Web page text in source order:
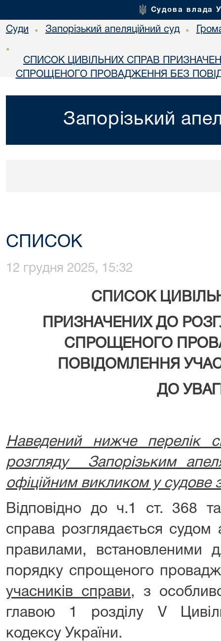
Судова влада
Суди • Запорізький апеляційний суд •
•
СПИСОК ЦИВІЛЬНИХ СПРАВ
СПРОЩЕНОГО ПРОВАДЖЕННЯ БЕЗ
Запорізький
СПИСОК
12 грудня 2025, 15:32
СПИСОК
ПРИЗНАЧЕНИХ ДО
СПРОЩЕНОГО
ПОВІДОМЛЕННЯ
ДО
Наведений нижче перелік
розгляду Запорізьким
офіційним викликом у судове
Відповідно до ч.1 ст. 368
справа розглядається судом
правилами, встановленими
порядку спрощеного
учасників справи, з
главою 1 розділу V
кодексу України.